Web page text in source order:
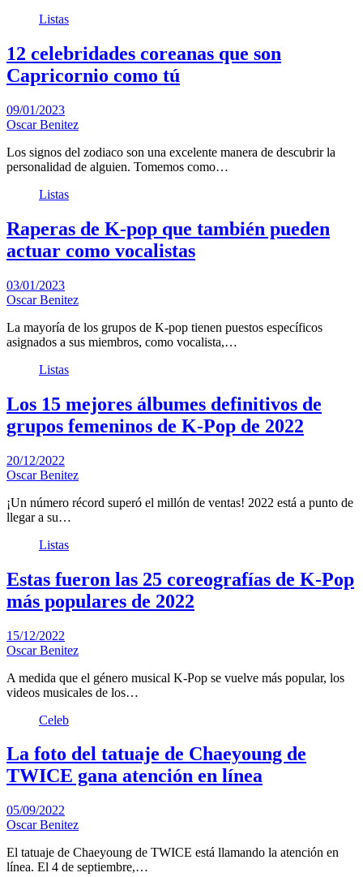
Listas
12 celebridades coreanas que son
Capricornio ​​como tú
09/01/2023
Oscar Benitez
Los signos del zodiaco son una excelente manera de descubrir la
personalidad de alguien. Tomemos como…
Listas
Raperas de K-pop que también pueden
actuar como vocalistas
03/01/2023
Oscar Benitez
La mayoría de los grupos de K-pop tienen puestos específicos
asignados a sus miembros, como vocalista,…
Listas
Los 15 mejores álbumes definitivos de
grupos femeninos de K-Pop de 2022
20/12/2022
Oscar Benitez
¡Un número récord superó el millón de ventas! 2022 está a punto de
llegar a su…
Listas
Estas fueron las 25 coreografías de K-Pop
más populares de 2022
15/12/2022
Oscar Benitez
A medida que el género musical K-Pop se vuelve más popular, los
videos musicales de los…
Celeb
La foto del tatuaje de Chaeyoung de
TWICE gana atención en línea
05/09/2022
Oscar Benitez
El tatuaje de Chaeyoung de TWICE está llamando la atención en
línea. El 4 de septiembre,…